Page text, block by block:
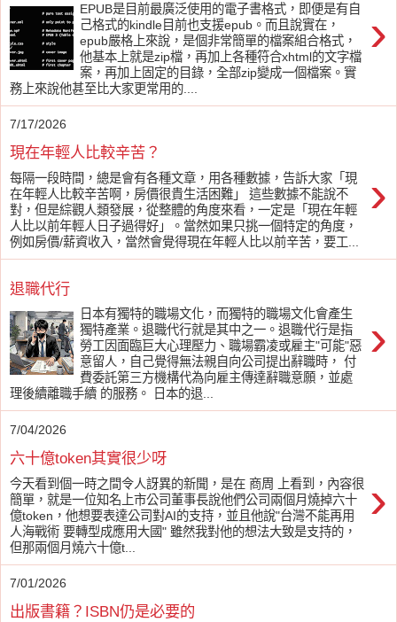
›
EPUB是目前最廣泛使用的電子書格式，即便是有自
己格式的kindle目前也支援epub。而且說實在，
epub嚴格上來說，是個非常簡單的檔案組合格式，
他基本上就是zip檔，再加上各種符合xhtml的文字檔
案，再加上固定的目錄，全部zip變成一個檔案。實
務上來說他甚至比大家更常用的....
7/17/2026
現在年輕人比較辛苦？
›
每隔一段時間，總是會有各種文章，用各種數據，告訴大家「現
在年輕人比較辛苦啊，房價很貴生活困難」 這些數據不能說不
對，但是綜觀人類發展，從整體的角度來看，一定是「現在年輕
人比以前年輕人日子過得好」。當然如果只挑一個特定的角度，
例如房價/薪資收入，當然會覺得現在年輕人比以前辛苦，要工...
退職代行
›
日本有獨特的職場文化，而獨特的職場文化會產生
獨特產業。退職代行就是其中之一。退職代行是指
勞工因面臨巨大心理壓力、職場霸凌或雇主"可能"惡
意留人，自己覺得無法親自向公司提出辭職時， 付
費委託第三方機構代為向雇主傳達辭職意願，並處
理後續離職手續 的服務。 日本的退...
7/04/2026
六十億token其實很少呀
›
今天看到個一時之間令人訝異的新聞，是在 商周 上看到，內容很
簡單，就是一位知名上市公司董事長說他們公司兩個月燒掉六十
億token，他想要表達公司對AI的支持，並且他說"台灣不能再用
人海戰術 要轉型成應用大國" 雖然我對他的想法大致是支持的，
但那兩個月燒六十億t...
7/01/2026
出版書籍？ISBN仍是必要的